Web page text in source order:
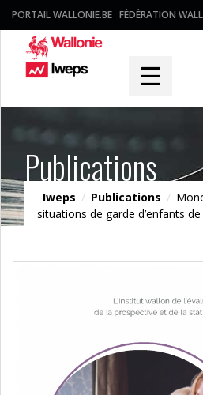
PORTAIL WALLONIE.BE FÉDÉRATION
☰
Publications
Iweps / Publications /
situations de garde d’enfants